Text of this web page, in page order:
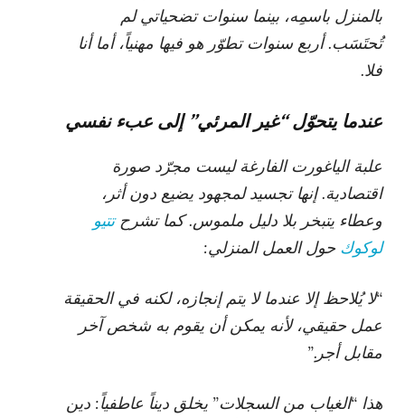
بالمنزل باسمِه، بينما سنوات تضحياتي لم
تُحتَسَب. أربع سنوات تطوّر هو فيها مهنياً، أما أنا
فلا.
عندما يتحوّل “غير المرئي” إلى عبء نفسي
علبة الياغورت الفارغة ليست مجرّد صورة
اقتصادية. إنها تجسيد لمجهود يضيع دون أثر،
وعطاء يتبخر بلا دليل ملموس. كما تشرحتتيو
لوكوك حول العمل المنزلي:
“لا يُلاحظ إلا عندما لا يتم إنجازه، لكنه في الحقيقة
عمل حقيقي، لأنه يمكن أن يقوم به شخص آخر
مقابل أجر.”
هذا “الغياب من السجلات” يخلق ديناً عاطفياً: دين